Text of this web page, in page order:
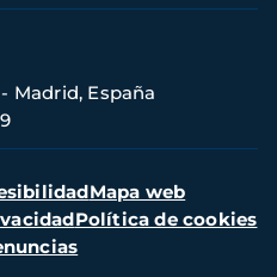
Madrid, España
Mapa web
Política de cookies